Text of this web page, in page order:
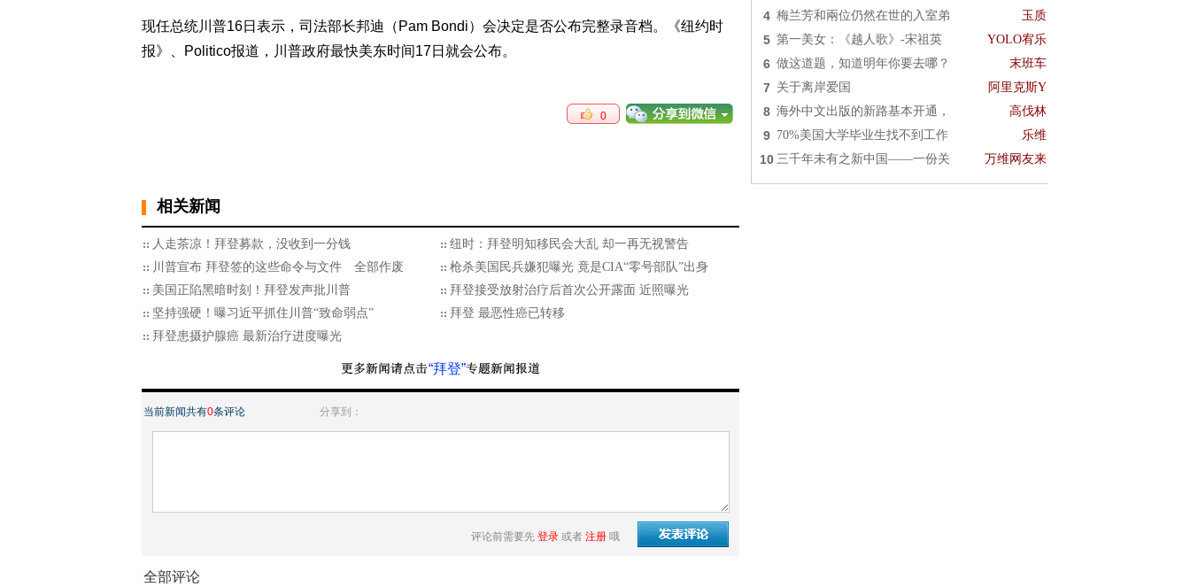
现任总统川普16日表示，司法部长邦迪（Pam Bondi）会决定是否公布完整录音档。《纽约时
报》、Politico报道，川普政府最快美东时间17日就会公布。
0
相关新闻
人走茶凉！拜登募款，没收到一分钱
纽时：拜登明知移民会大乱 却一再无视警告
川普宣布 拜登签的这些命令与文件 全部作废
枪杀美国民兵嫌犯曝光 竟是CIA“零号部队”出身
美国正陷黑暗时刻！拜登发声批川普
拜登接受放射治疗后首次公开露面 近照曝光
坚持强硬！曝习近平抓住川普“致命弱点”
拜登 最恶性癌已转移
拜登患摄护腺癌 最新治疗进度曝光
“拜登”
当前新闻共有0条评论 分享到：
评论前需要先 登录 或者 注册 哦
全部评论
4 梅兰芳和兩位仍然在世的入室弟 玉质
5 第一美女：《越人歌》-宋祖英 YOLO宥乐
6 做这道题，知道明年你要去哪？ 末班车
7 关于离岸爱国 阿里克斯Y
8 海外中文出版的新路基本开通， 高伐林
9 70%美国大学毕业生找不到工作 乐维
10 三千年未有之新中国——一份关 万维网友来